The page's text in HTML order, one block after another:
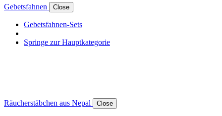
Gebetsfahnen Close
Gebetsfahnen-Sets
Springe zur Hauptkategorie
Räucherstäbchen aus Nepal Close